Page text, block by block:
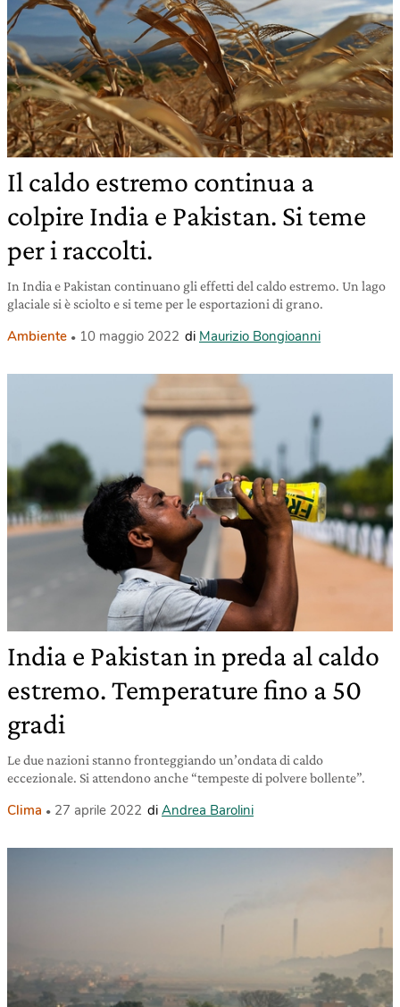
Il caldo estremo continua a
colpire India e Pakistan. Si teme
per i raccolti.
In India e Pakistan continuano gli effetti del caldo estremo. Un lago
glaciale si è sciolto e si teme per le esportazioni di grano.
Ambiente 10 maggio 2022 di Maurizio Bongioanni
India e Pakistan in preda al caldo
estremo. Temperature fino a 50
gradi
Le due nazioni stanno fronteggiando un’ondata di caldo
eccezionale. Si attendono anche “tempeste di polvere bollente”.
Clima 27 aprile 2022 di Andrea Barolini